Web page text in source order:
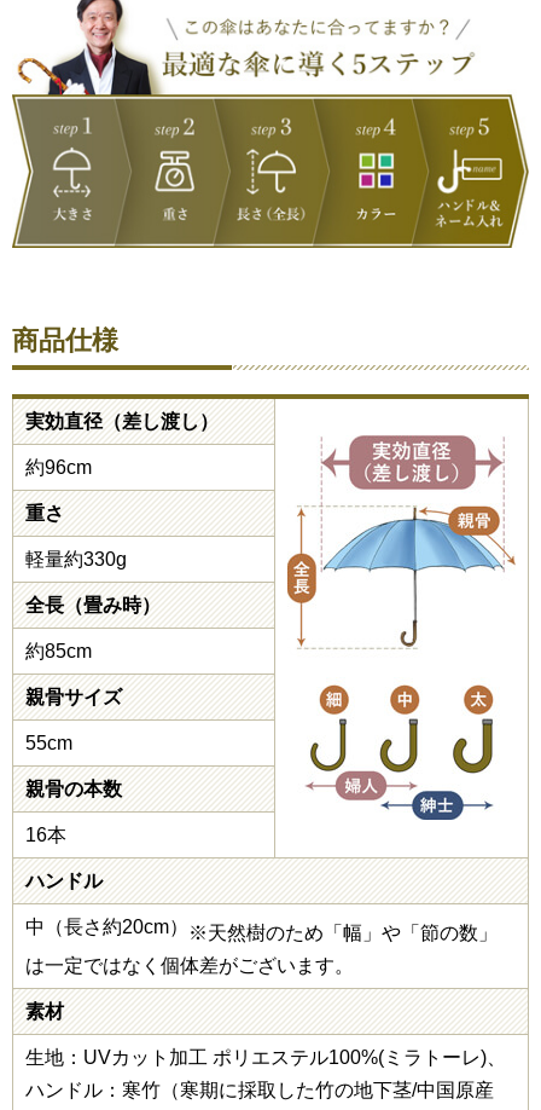
商品仕様
実効直径（差し渡し）
約96cm
重さ
軽量約330g
全長（畳み時）
約85cm
親骨サイズ
55cm
親骨の本数
16本
ハンドル
中（長さ約20cm）
※天然樹のため「幅」や「節の数」
は一定ではなく個体差がございます。
素材
生地：UVカット加工 ポリエステル100%(ミラトーレ)、
ハンドル：寒竹（寒期に採取した竹の地下茎/中国原産